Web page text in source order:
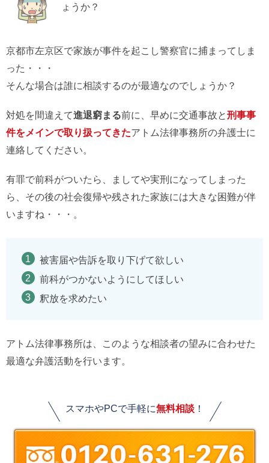
ょうか？
京都市左京区で家族が事件を起こし警察官に捕まってしま
った・・・
そんな場合は誰に相談するのが最適なのでしょうか？
対処を間違えて進退窮まる前に、早めに交通事故と刑事事
件をメインで取り扱ってきたアトム法律事務所の弁護士に
連絡してください。
有罪で前科がついたら、ましてや実刑になってしまった
ら、その後の社会復帰や残された家族には大きな困難が伴
いますね・・・。
被害届や告訴を取り下げて欲しい
前科がつかないようにしてほしい
釈放を求めたい
アトム法律事務所は、このような相談者の望みに合わせた
最適な弁護活動を行います。
スマホやPCで手軽に無料相談！